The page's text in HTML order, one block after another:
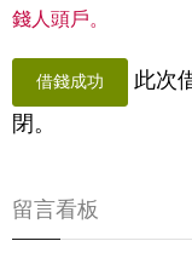
錢人頭戶。
借錢成功
此次
閉。
留言看板